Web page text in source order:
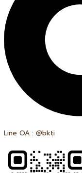
Line OA : @bkti